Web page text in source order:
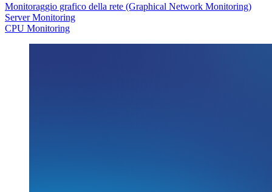
Monitoraggio grafico della rete (Graphical Network Monitoring)
Server Monitoring
CPU Monitoring